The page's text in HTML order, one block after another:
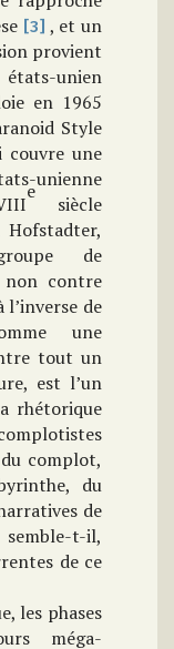
[3] , et un
provient
unien
en 1965
Style
couvre une
unienne
e
siècle
Hofstadter,
de
non contre
de
une
tout un
est l’un
rhétorique
complot,
du
de
t-il,
de ce
les phases
méga-